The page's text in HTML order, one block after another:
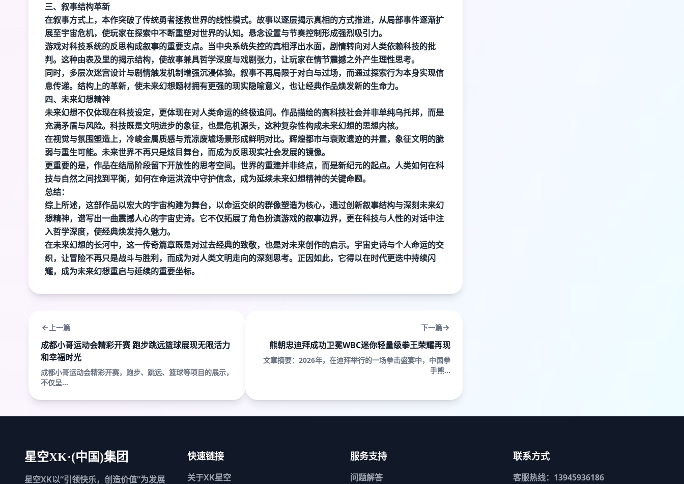
三、叙事结构革新
在叙事方式上，本作突破了传统勇者拯救世界的线性模式。故事以逐层揭示真相的方式推进，从局部事件逐渐扩
展至宇宙危机，使玩家在探索中不断重塑对世界的认知。悬念设置与节奏控制形成强烈吸引力。
游戏对科技系统的反思构成叙事的重要支点。当中央系统失控的真相浮出水面，剧情转向对人类依赖科技的批
判。这种由表及里的揭示结构，使故事兼具哲学深度与戏剧张力，让玩家在情节震撼之外产生理性思考。
同时，多层次迷宫设计与剧情触发机制增强沉浸体验。叙事不再局限于对白与过场，而通过探索行为本身实现信
息传递。结构上的革新，使未来幻想题材拥有更强的现实隐喻意义，也让经典作品焕发新的生命力。
四、未来幻想精神
未来幻想不仅体现在科技设定，更体现在对人类命运的终极追问。作品描绘的高科技社会并非单纯乌托邦，而是
充满矛盾与风险。科技既是文明进步的象征，也是危机源头，这种复杂性构成未来幻想的思想内核。
在视觉与氛围塑造上，冷峻金属质感与荒凉废墟场景形成鲜明对比。辉煌都市与衰败遗迹的并置，象征文明的脆
弱与重生可能。未来世界不再只是炫目舞台，而成为反思现实社会发展的镜像。
更重要的是，作品在结局阶段留下开放性的思考空间。世界的重建并非终点，而是新纪元的起点。人类如何在科
技与自然之间找到平衡，如何在命运洪流中守护信念，成为延续未来幻想精神的关键命题。
总结：
综上所述，这部作品以宏大的宇宙构建为舞台，以命运交织的群像塑造为核心，通过创新叙事结构与深刻未来幻
想精神，谱写出一曲震撼人心的宇宙史诗。它不仅拓展了角色扮演游戏的叙事边界，更在科技与人性的对话中注
入哲学深度，使经典焕发持久魅力。
在未来幻想的长河中，这一传奇篇章既是对过去经典的致敬，也是对未来创作的启示。宇宙史诗与个人命运的交
织，让冒险不再只是战斗与胜利，而成为对人类文明走向的深刻思考。正因如此，它得以在时代更迭中持续闪
耀，成为未来幻想重启与延续的重要坐标。
上一篇
成都小哥运动会精彩开赛 跑步跳远篮球展现无限活力
和幸福时光
成都小哥运动会精彩开赛，跑步、跳远、篮球等项目的展示，
不仅呈...
下一篇
熊朝忠迪拜成功卫冕WBC迷你轻量级拳王荣耀再现
文章摘要：2026年，在迪拜举行的一场拳击盛宴中，中国拳
手熊...
星空XK·(中国)集团
星空XK以“引领快乐，创造价值”为发展
快速链接
关于XK星空
服务支持
问题解答
联系方式
客服热线：13945936186